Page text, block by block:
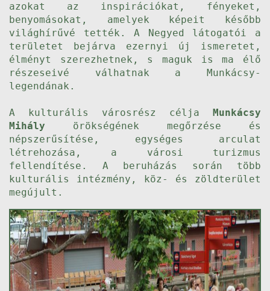
azokat az inspirációkat, fényeket,
benyomásokat, amelyek képeit később
világhírűvé tették. A Negyed látogatói a
területet bejárva ezernyi új ismeretet,
élményt szerezhetnek, s maguk is ma élő
részeseivé válhatnak a Munkácsy-
legendának.
A kulturális városrész célja Munkácsy
Mihály örökségének megőrzése és
népszerűsítése, egységes arculat
létrehozása, a városi turizmus
fellendítése. A beruházás során több
kulturális intézmény, köz- és zöldterület
megújult.